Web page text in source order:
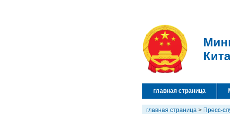
главная страница
главная страница > Пресс-